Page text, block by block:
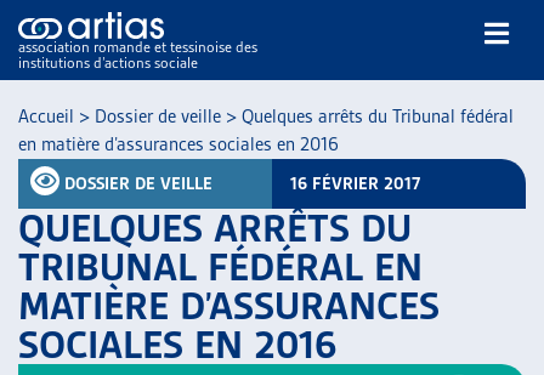
association romande et tessinoise des
institutions d’actions sociale
NOS PUBLICATIONS
ARTICLES
DOSSIERS DU MOIS
Accueil > Dossier de veille > Quelques arrêts du Tribunal fédéral
en matière d’assurances sociales en 2016
DOSSIER DE VEILLE 16 FÉVRIER 2017
QUELQUES ARRÊTS DU
TRIBUNAL FÉDÉRAL EN
MATIÈRE D’ASSURANCES
SOCIALES EN 2016